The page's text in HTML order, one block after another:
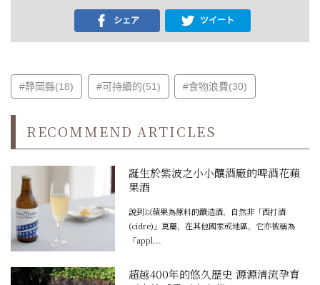
シェア ツイート
#静岡縣(18) #可持續的(51) #食物浪費(30)
RECOMMEND ARTICLES
誕生於紫波之小小釀酒廠的啤酒花蘋
果酒
說到以蘋果為原料的釀造酒，自然非「西打酒
(cidre)」莫屬，在其他國家或地區，它亦被稱為
「appl...
超越400年的悠久歷史 源源清流孕育